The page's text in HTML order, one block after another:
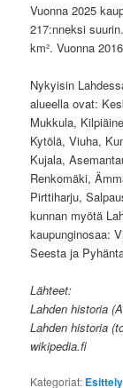
Vuonna 2025
217:nneksi
km². Vuonna
Nykyisin
alueella ovat:
Mukkula,
Kytölä, Viuha,
Kujala,
Renkomäki,
Pirttiharju,
kunnan myötä
kaupunginosaa:
Seesta ja
Lähteet:
Lahden historia
Lahden historia
wikipedia.fi
Kategoriat: